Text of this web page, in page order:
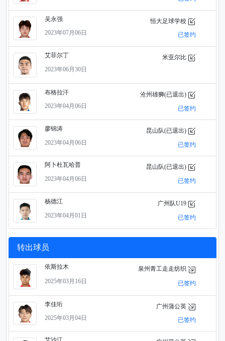
吴永强
2023年07月06日
恒大足球学校
已签约
艾菲尔丁
2023年06月30日
米亚尔比
布格拉汗
2023年04月06日
沧州雄狮(已退出)
已签约
廖锦涛
2023年04月06日
昆山队(已退出)
已签约
阿卜杜瓦哈普
2023年04月06日
昆山队(已退出)
已签约
杨德江
2023年04月01日
广州队U19
已签约
转出球员
依斯拉木
2025年03月16日
泉州青工走走纺织
已签约
李佳珩
2025年03月04日
广州蒲公英
已签约